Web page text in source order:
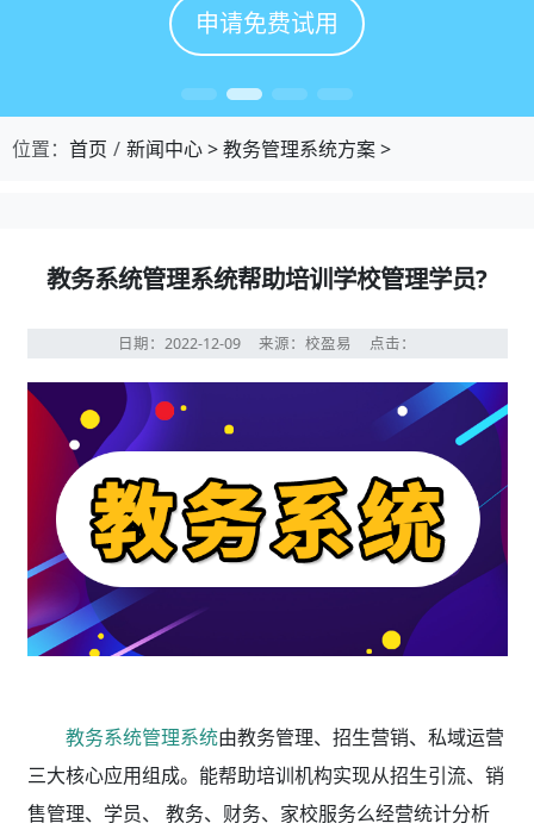
申请免费试用
申请免费试用
申请免费试用
申请免费试用
位置： 首页 新闻中心>教务管理系统方案>
教务系统管理系统帮助培训学校管理学员?
日期：2022-12-09 来源：校盈易 点击：
教务系统管理系统由教务管理、招生营销、私域运营
三大核心应用组成。能帮助培训机构实现从招生引流、销
售管理、学员、 教务、财务、家校服务么经营统计分析